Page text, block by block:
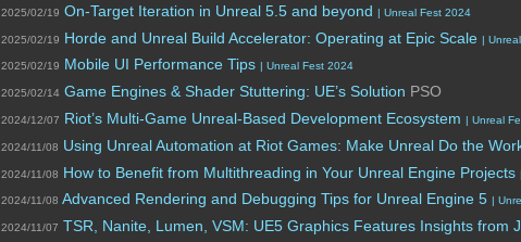
2025/02/19 On-Target Iteration in Unreal 5.5 and beyond | Unreal Fest 2024
2025/02/19 Horde and Unreal Build Accelerator: Operating at Epic Scale |
2025/02/19 Mobile UI Performance Tips | Unreal Fest 2024
2025/02/14 Game Engines & Shader Stuttering: UE’s Solution PSO
2024/12/07 Riot’s Multi-Game Unreal-Based Development Ecosystem | Unreal
2024/11/08 Using Unreal Automation at Riot Games: Make Unreal Do the
2024/11/08 How to Benefit from Multithreading in Your Unreal Engine Projects
2024/11/08 Advanced Rendering and Debugging Tips for Unreal Engine 5 |
2024/11/07 TSR, Nanite, Lumen, VSM: UE5 Graphics Features Insights from